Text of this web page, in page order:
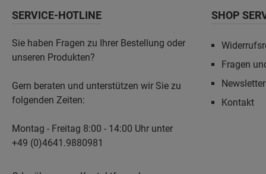
SERVICE-HOTLINE
Sie haben Fragen zu Ihrer Bestellung oder
unseren Produkten?
Gern beraten und unterstützen wir Sie zu
folgenden Zeiten:
Montag - Freitag 8:00 - 14:00 Uhr unter
+49 (0)4641.9880981
SHOP
Fragen
Kontakt